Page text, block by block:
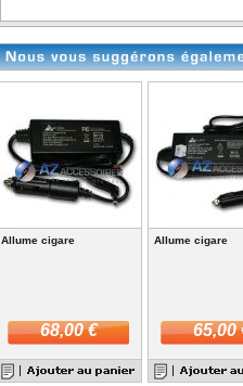
Allume cigare
68,00 €
Allume cigare
65,00